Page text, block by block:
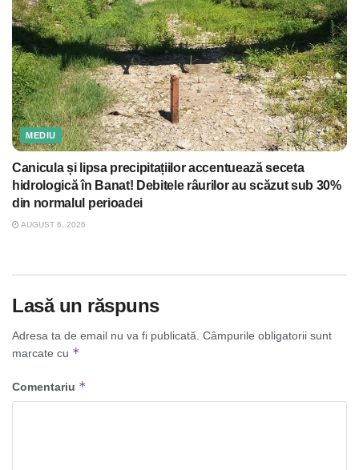
MEDIU
Canicula și lipsa precipitațiilor accentuează seceta
hidrologică în Banat! Debitele râurilor au scăzut sub 30%
din normalul perioadei
AUGUST 6, 2026
Lasă un răspuns
Adresa ta de email nu va fi publicată. Câmpurile obligatorii sunt
marcate cu *
Comentariu *